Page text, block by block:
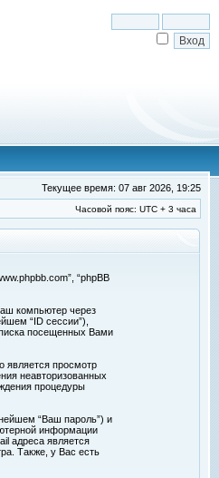
Текущее время: 07 авг 2026, 19:25
Часовой пояс: UTC + 3 часа
“phpBB
компьютер через
“ID сессии”),
посещенных Вами
является просмотр
неавторизованных
процедуры
“Ваш пароль”) и
информации
адреса является
Также, у Вас есть